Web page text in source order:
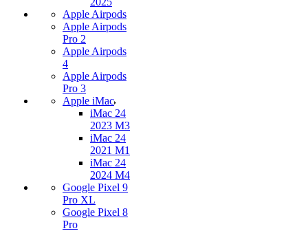
Apple Airpods
Apple Airpods
Pro 2
Apple Airpods
4
Apple Airpods
Pro 3
Apple iMac
iMac 24
2023 M3
iMac 24
2021 M1
iMac 24
2024 M4
Google Pixel 9
Pro XL
Google Pixel 8
Pro